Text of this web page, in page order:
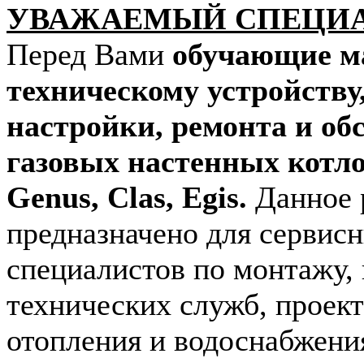
УВАЖАЕМЫЙ
Перед Вами обучающие
техническому
настройки, ремонта и
газовых настенных
Genus, Clas, Egis. Данное
предназначено для
специалистов по
технических служб,
отопления и